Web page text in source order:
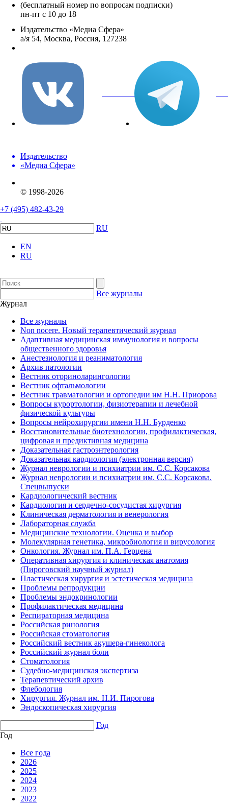
(бесплатный номер по вопросам подписки)
пн-пт с 10 до 18
Издательство «Медиа Сфера»
а/я 54, Москва, Россия, 127238
вКонтакте
Издательство
«Медиа Сфера»
© 1998-2026
+7 (495) 482-43-29
RU
EN
RU
Все журналы
Журнал
Все журналы
Non nocere. Новый терапевтический журнал
Адаптивная медицинская иммунология и вопросы
общественного здоровья
Анестезиология и реаниматология
Архив патологии
Вестник оториноларингологии
Вестник офтальмологии
Вестник травматологии и ортопедии им Н.Н. Приорова
Вопросы курортологии, физиотерапии и лечебной
физической культуры
Вопросы нейрохирургии имени Н.Н. Бурденко
Восстановительные биотехнологии, профилактическая,
цифровая и предиктивная медицина
Доказательная гастроэнтерология
Доказательная кардиология (электронная версия)
Журнал неврологии и психиатрии им. С.С. Корсакова
Журнал неврологии и психиатрии им. С.С. Корсакова.
Спецвыпуски
Кардиологический вестник
Кардиология и сердечно-сосудистая хирургия
Клиническая дерматология и венерология
Лабораторная служба
Медицинские технологии. Оценка и выбор
Молекулярная генетика, микробиология и вирусология
Онкология. Журнал им. П.А. Герцена
Оперативная хирургия и клиническая анатомия
(Пироговский научный журнал)
Пластическая хирургия и эстетическая медицина
Проблемы репродукции
Проблемы эндокринологии
Профилактическая медицина
Респираторная медицина
Российская ринология
Российская стоматология
Российский вестник акушера-гинеколога
Российский журнал боли
Стоматология
Судебно-медицинская экспертиза
Терапевтический архив
Флебология
Хирургия. Журнал им. Н.И. Пирогова
Эндоскопическая хирургия
Год
Год
Все года
2026
2025
2024
2023
2022